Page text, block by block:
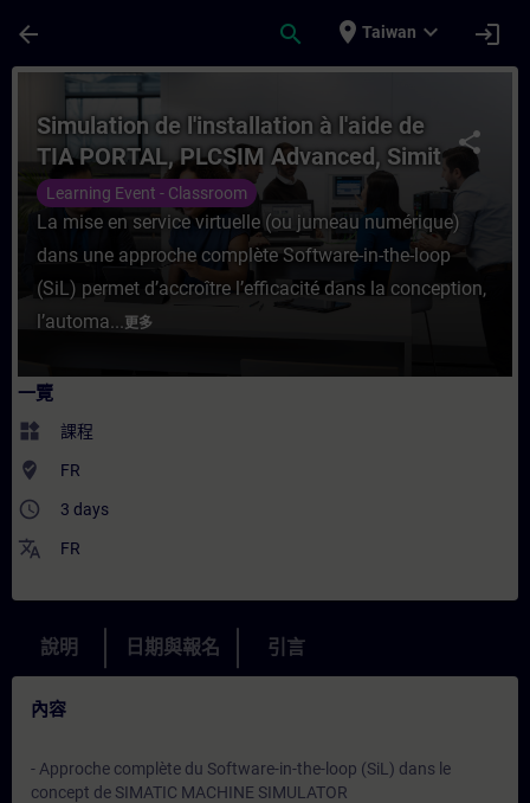
arrow_back search place Taiwan expand_more login
課程 - Simulation de l'installation à l'aide
share
Simulation de l'installation à l'aide de
TIA PORTAL, PLCSIM Advanced, Simit
(Machine simulator)
Learning Event - Classroom
La mise en service virtuelle (ou jumeau numérique)
dans une approche complète Software-in-the-loop
(SiL) permet d’accroître l’efficacité dans la conception,
l’automa...更多
一覽
widgets 課程
where_to_vote FR
access_time 3 days
translate FR
說明 日期與報名 引言
內容
- Approche complète du Software-in-the-loop (SiL) dans le
concept de SIMATIC MACHINE SIMULATOR